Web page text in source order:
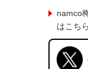
namco
はこち